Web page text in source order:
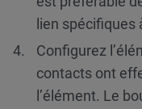
lien
Configurez
contacts ont
l’élément. Le